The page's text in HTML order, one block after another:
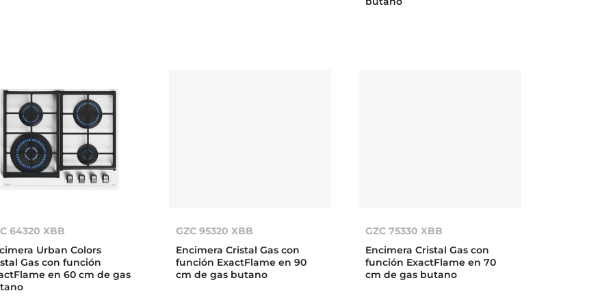
64320 XBB
Urban Colors
Gas con función
en 60 cm de gas
GZC 95320 XBB
Encimera Cristal Gas con
función ExactFlame en 90
cm de gas butano
GZC 75330 XBB
Encimera Cristal Gas con
función ExactFlame en 70
cm de gas butano